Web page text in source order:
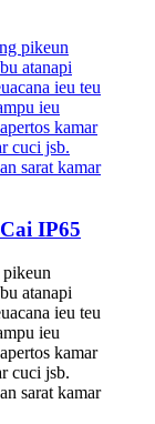
IP65
atanapi
ieu teu
ieu
kamar
cuci jsb.
sarat kamar